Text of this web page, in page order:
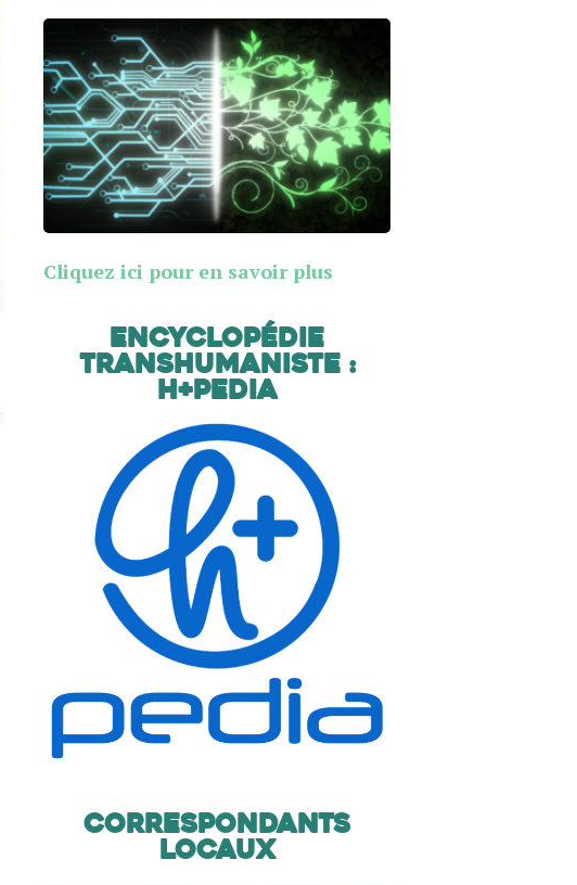
Cliquez ici pour en savoir plus
Encyclopédie
transhumaniste :
H+Pedia
Correspondants
locaux